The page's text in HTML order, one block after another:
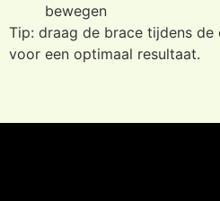
bewegen
Tip: draag de brace tijdens de
voor een optimaal resultaat.